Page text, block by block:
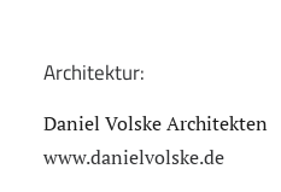
Architektur:
Daniel Volske Architekten
www.danielvolske.de